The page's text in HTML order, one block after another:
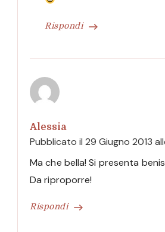
Rispondi
Alessia
Pubblicato il 29 Giugno 2013
Rispondi
Ma che bella! Si presenta
Da riproporre!